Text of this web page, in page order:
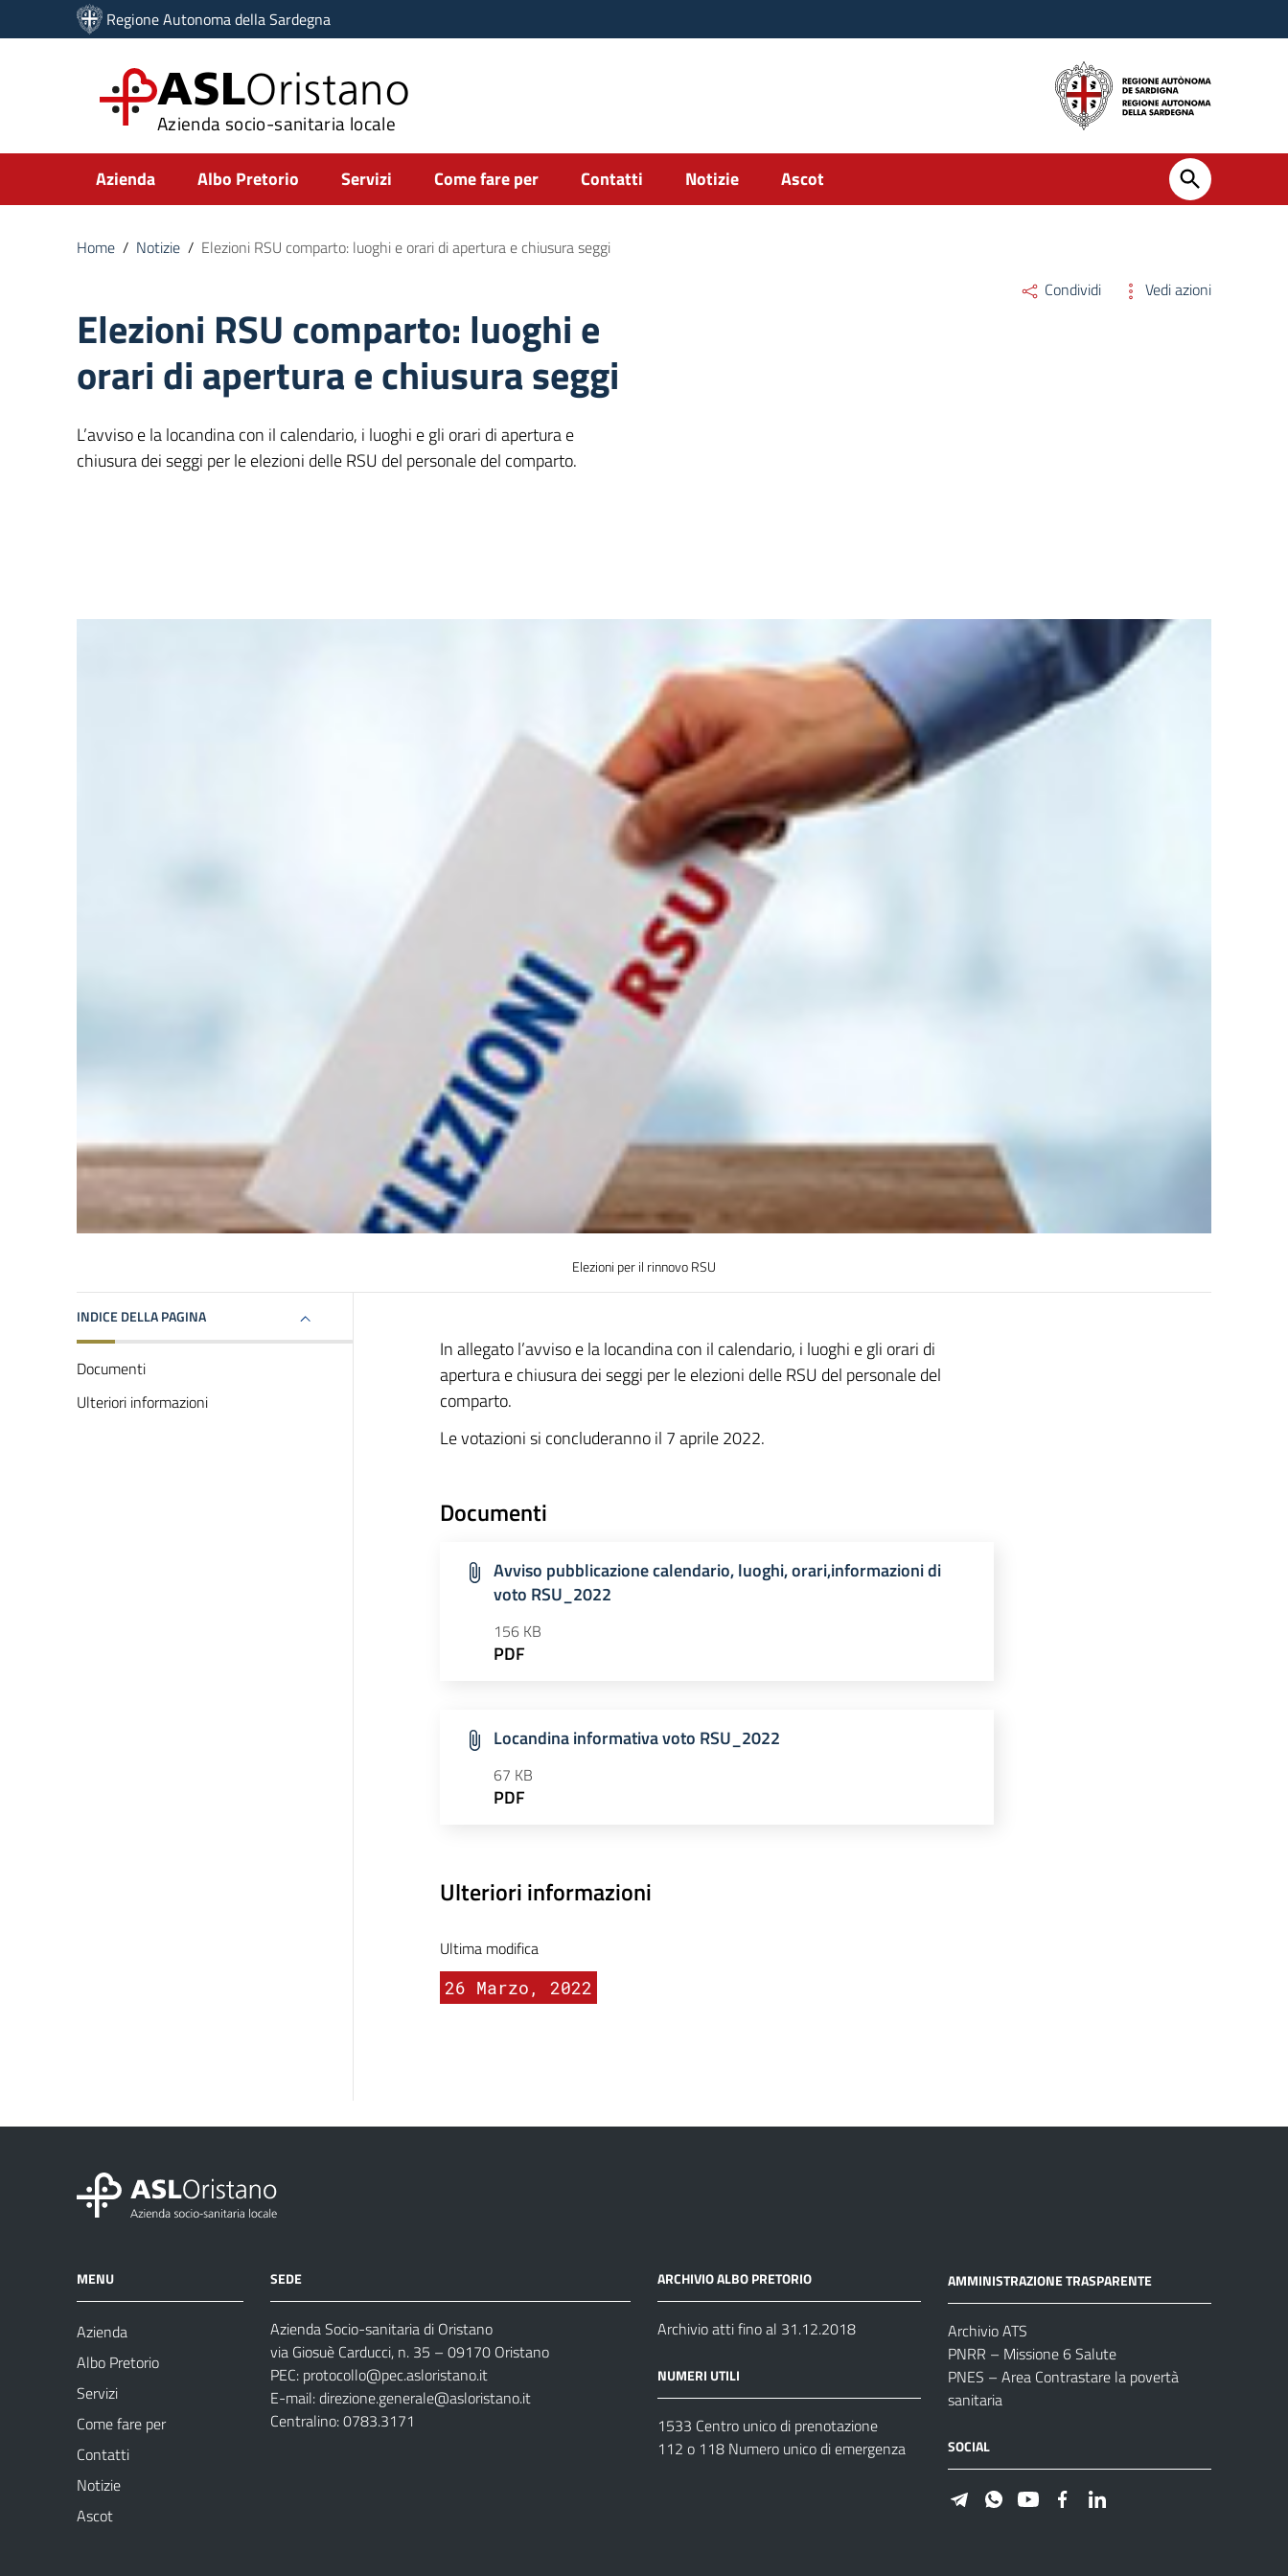
Vai ai contenuti
Vai al menu di navigazione
Regione Autonoma della Sardegna
ASLOristano
Azienda socio-sanitaria locale
Submenu
Azienda Albo Pretorio Servizi Come fare per Contatti Notizie Ascot
Home / Notizie / Elezioni RSU comparto: luoghi e orari di apertura e chiusura seggi
Elezioni RSU comparto: luoghi e
orari di apertura e chiusura seggi
L’avviso e la locandina con il calendario, i luoghi e gli orari di apertura e
chiusura dei seggi per le elezioni delle RSU del personale del comparto.
Condividi Vedi azioni
Elezioni per il rinnovo RSU
INDICE DELLA PAGINA
Documenti
Ulteriori informazioni
In allegato l’avviso e la locandina con il calendario, i luoghi e gli orari di
apertura e chiusura dei seggi per le elezioni delle RSU del personale del
comparto.
Le votazioni si concluderanno il 7 aprile 2022.
Documenti
Avviso pubblicazione calendario, luoghi, orari,informazioni di
voto RSU_2022
156 KB
PDF
Locandina informativa voto RSU_2022
67 KB
PDF
Ulteriori informazioni
Ultima modifica
26 Marzo, 2022
MENU
Azienda
Albo Pretorio
Servizi
Come fare per
Contatti
Notizie
Ascot
SEDE
Azienda Socio-sanitaria di Oristano
via Giosuè Carducci, n. 35 – 09170 Oristano
PEC: protocollo@pec.asloristano.it
E-mail:direzione.generale@asloristano.it
Centralino: 0783.3171
ARCHIVIO ALBO PRETORIO
Archivio atti fino al 31.12.2018
NUMERI UTILI
1533 Centro unico di prenotazione
112 o 118 Numero unico di emergenza
AMMINISTRAZIONE TRASPARENTE
Archivio ATS
PNRR – Missione 6 Salute
PNES – Area Contrastare la povertà
sanitaria
SOCIAL